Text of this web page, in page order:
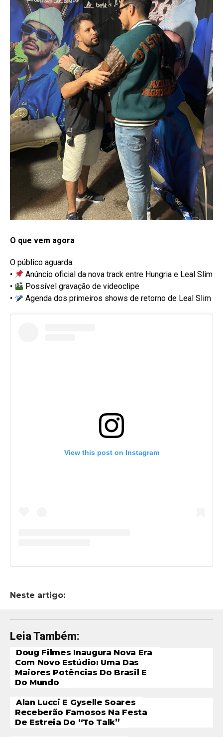
O que vem agora
O público aguarda:
•
Anúncio oficial da nova track entre Hungria e Leal Slim
•
Possível gravação de videoclipe
•
Agenda dos primeiros shows de retorno de Leal Slim
View this post on Instagram
Neste artigo:
Leia Também:
Doug Filmes Inaugura Nova Era
Com Novo Estúdio: Uma Das
Maiores Potências Do Brasil E
Do Mundo
Alan Lucci E Gyselle Soares
Receberão Famosos Na Festa
De Estreia Do “To Talk”